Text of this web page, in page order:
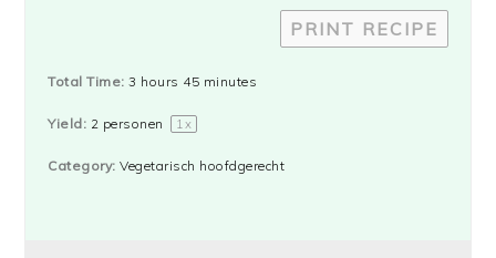
PRINT RECIPE
Total Time: 3 hours 45 minutes
Yield: 2 personen 1x
Category: Vegetarisch hoofdgerecht